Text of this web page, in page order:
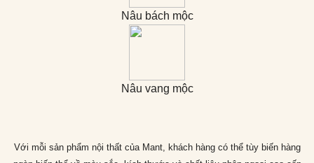
Nâu bách mộc
Nâu vang mộc
Với mỗi sản phẩm nội thất của Mant, khách hàng có thể tùy biến hàng